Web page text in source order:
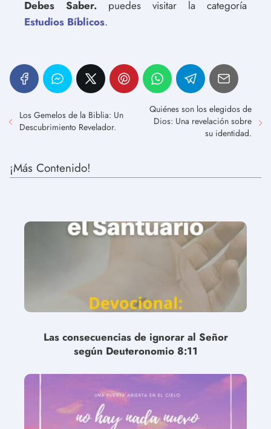
Debes Saber. puedes visitar la categoría
Estudios Bíblicos.
Los Gemelos de la Biblia: Un
Descubrimiento Revelador.
Quiénes son los elegidos de
Dios: Una revelación sobre
su identidad.
¡Más Contenido!
Las consecuencias de ignorar al Señor
según Deuteronomio 8:11